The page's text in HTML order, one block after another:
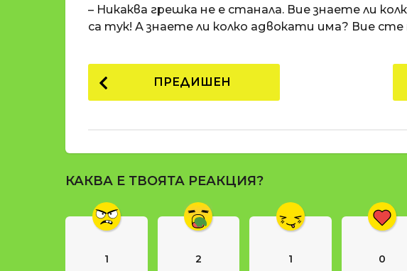
р
и
– Никаква грешка не е станала. Вие знаете ли
са тук! А знаете ли колко адвокати има? Вие сте
P
o
a
g
ПРЕДИШЕН
КАКВА Е ТВОЯТА РЕАКЦИЯ?
1 2 1 0